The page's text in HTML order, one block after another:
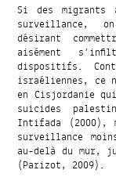
Si des
surveillance,
désirant
aisément
dispositifs.
israéliennes, ce
en Cisjordanie
suicides
Intifada (2000),
surveillance
au-delà du mur,
(Parizot, 2009).